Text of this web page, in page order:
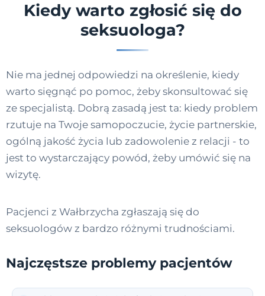
Kiedy warto zgłosić się do
seksuologa?
Nie ma jednej odpowiedzi na określenie, kiedy
warto sięgnąć po pomoc, żeby skonsultować się
ze specjalistą. Dobrą zasadą jest ta: kiedy problem
rzutuje na Twoje samopoczucie, życie partnerskie,
ogólną jakość życia lub zadowolenie z relacji - to
jest to wystarczający powód, żeby umówić się na
wizytę.
Pacjenci z Wałbrzycha zgłaszają się do
seksuologów z bardzo różnymi trudnościami.
Najczęstsze problemy pacjentów